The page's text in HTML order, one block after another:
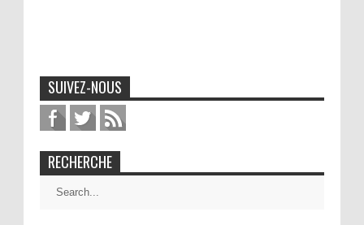
SUIVEZ-NOUS
RECHERCHE